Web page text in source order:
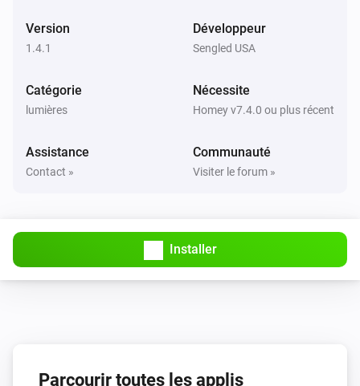
Element Plus Bulb
Intensité lumineuse modifiée
Version
1.4.1
Développeur
Sengled USA
Catégorie
lumières
Nécessite
Homey v7.4.0 ou plus récent
Assistance
Contact »
Communauté
Visiter le forum »
Installer
Parcourir toutes les applis